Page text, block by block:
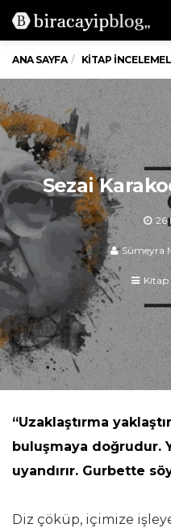
ANA SAYFA KITAP
Sezai
26
Sümeyra
Kitap
“Uzaklaştırma
buluşmaya doğrudur.
uyandırır. Gurbette
Diz çöküp, içimize